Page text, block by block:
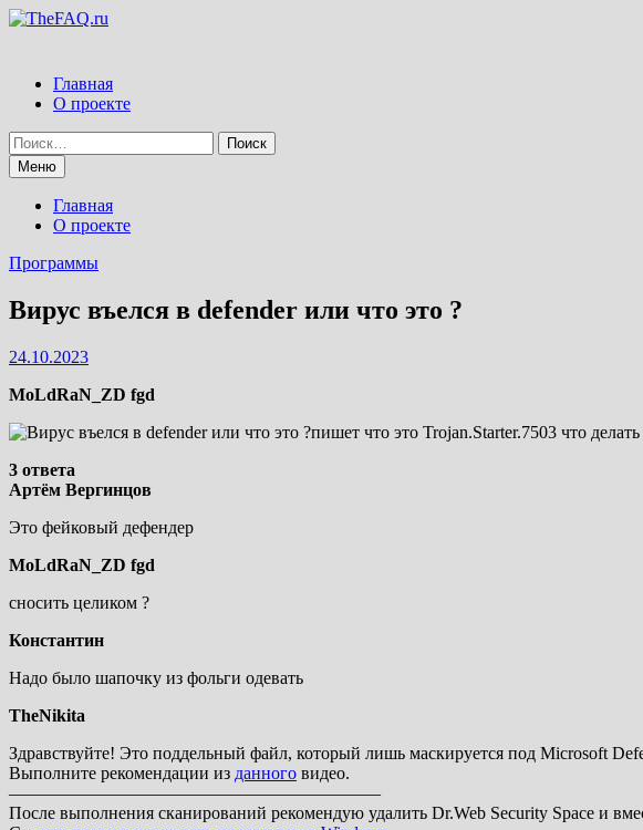
Перейти
Главная
О проекте
Найти:
Меню
Главная
О проекте
Программы
Вирус въелся в defender или что это ?
24.10.2023
MoLdRaN_ZD fgd
пишет что это Trojan.Starter.7503 что
3 ответа
Артём Вергинцов
Это фейковый дефендер
MoLdRaN_ZD fgd
сносить целиком ?
Константин
Надо было шапочку из фольги одевать
TheNikita
Здравствуйте! Это поддельный файл, который лишь маскируется под Microsoft
Выполните рекомендации из данного видео.
—————————————————————
После выполнения сканирований рекомендую удалить Dr.Web Security Space и